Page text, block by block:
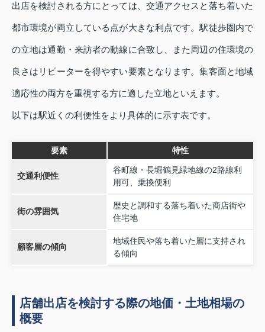
出店を検討される方にとっては、交通アクセスと落ち着いた
都市環境が両立している点が大きな利点です。駅徒歩圏内で
の立地は通勤・来訪者の動線に合致し、また周辺の住環境の
良さはリピーターを得やすい要素となります。集客面と地域
適応性の両方を重視する方に適した立地といえます。
以下は駅近くの利便性をより具体的に示す表です。
要素 特性
交通利便性
谷町線・長堀鶴見緑地線の2路線利
用可、乗換便利
街の雰囲気
歴史と調和する落ち着いた商店街や
住宅地
顧客層の傾向
地域住民や落ち着いた層に支持され
る傾向
店舗出店を検討する際の地価・土地相場の
概要